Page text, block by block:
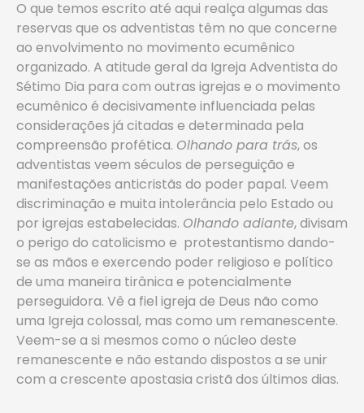
O que temos escrito até aqui realça algumas das
reservas que os adventistas têm no que concerne
ao envolvimento no movimento ecumênico
organizado. A atitude geral da Igreja Adventista do
Sétimo Dia para com outras igrejas e o movimento
ecumênico é decisivamente influenciada pelas
considerações já citadas e determinada pela
compreensão profética. Olhando para trás, os
adventistas veem séculos de perseguição e
manifestações anticristãs do poder papal. Veem
discriminação e muita intolerância pelo Estado ou
por igrejas estabelecidas. Olhando adiante, divisam
o perigo do catolicismo e protestantismo dando-
se as mãos e exercendo poder religioso e político
de uma maneira tirânica e potencialmente
perseguidora. Vê a fiel igreja de Deus não como
uma Igreja colossal, mas como um remanescente.
Veem-se a si mesmos como o núcleo deste
remanescente e não estando dispostos a se unir
com a crescente apostasia cristã dos últimos dias.